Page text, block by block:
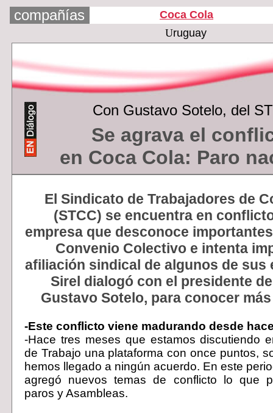
compañías
Coca Cola
Uruguay
Con Gustavo Sotelo, del
Se agrava el
en Coca Cola: Paro
El Sindicato de Trabajadores de
(STCC) se encuentra en
empresa que desconoce
Convenio Colectivo e intenta
afiliación sindical de algunos de sus
Sirel dialogó con el presidente
Gustavo Sotelo, para conocer
-Este conflicto viene madurando desde
-Hace tres meses que estamos discutiendo
de Trabajo una plataforma con once puntos,
hemos llegado a ningún acuerdo. En este
agregó nuevos temas de conflicto lo que
paros y Asambleas.